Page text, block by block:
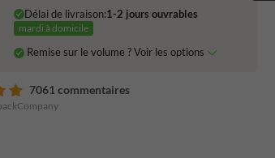
Délai de livraison:1-2 jours ouvrables
mardi à domicile
Remise sur le volume ? Voir les options
7061 commentaires